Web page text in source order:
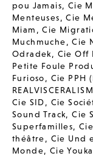
pou Jamais, Cie
Menteuses,Cie
Miam ,Cie
Muchmuche,Cie
Odradek, Cie Off
Petite Foule
Furioso, Cie PPH
Cie SID, Cie
Sound Track,Cie
Superfamilles,
théâtre, Cie Und
Monde, Cie